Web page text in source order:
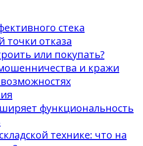
стека
точки отказа
или покупать?
и кражи
функциональность
технике: что на